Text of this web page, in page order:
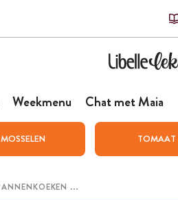
Weekmenu Chat met Maia
MOSSELEN TOMAAT